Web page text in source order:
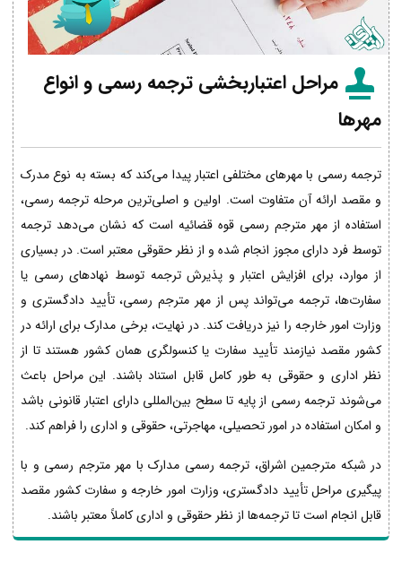
مراحل اعتباربخشی ترجمه رسمی و انواع
مهرها
ترجمه رسمی با مهرهای مختلفی اعتبار پیدا می‌کند که بسته به نوع مدرک
و مقصد ارائه آن متفاوت است. اولین و اصلی‌ترین مرحله ترجمه رسمی،
استفاده از مهر مترجم رسمی قوه قضائیه است که نشان می‌دهد ترجمه
توسط فرد دارای مجوز انجام شده و از نظر حقوقی معتبر است. در بسیاری
از موارد، برای افزایش اعتبار و پذیرش ترجمه توسط نهادهای رسمی یا
سفارت‌ها، ترجمه می‌تواند پس از مهر مترجم رسمی، تأیید دادگستری و
وزارت امور خارجه را نیز دریافت کند. در نهایت، برخی مدارک برای ارائه در
کشور مقصد نیازمند تأیید سفارت یا کنسولگری همان کشور هستند تا از
نظر اداری و حقوقی به طور کامل قابل استناد باشند. این مراحل باعث
می‌شوند ترجمه رسمی از پایه تا سطح بین‌المللی دارای اعتبار قانونی باشد
و امکان استفاده در امور تحصیلی، مهاجرتی، حقوقی و اداری را فراهم کند.
در شبکه مترجمین اشراق، ترجمه رسمی مدارک با مهر مترجم رسمی و با
پیگیری مراحل تأیید دادگستری، وزارت امور خارجه و سفارت کشور مقصد
قابل انجام است تا ترجمه‌ها از نظر حقوقی و اداری کاملاً معتبر باشند.